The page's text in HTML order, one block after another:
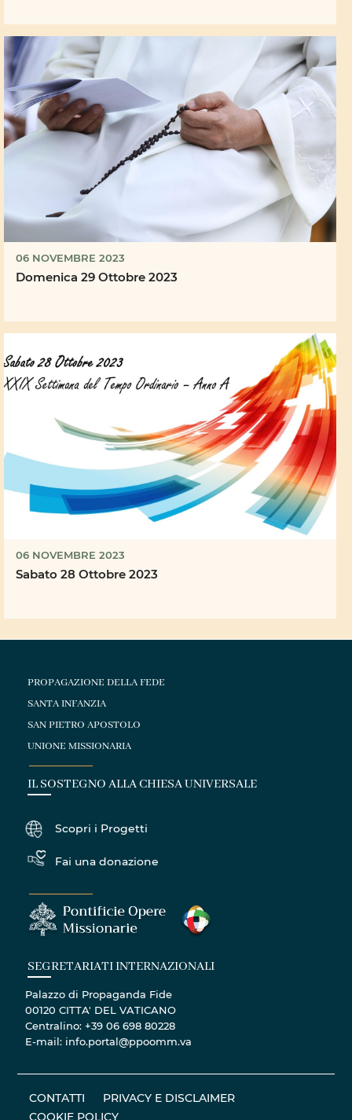
06 NOVEMBRE 2023
Domenica 29 Ottobre 2023
06 NOVEMBRE 2023
Sabato 28 Ottobre 2023
PROPAGAZIONE DELLA FEDE
SANTA INFANZIA
SAN PIETRO APOSTOLO
UNIONE MISSIONARIA
IL SOSTEGNO ALLA CHIESA UNIVERSALE
Scopri i Progetti
Fai una donazione
SEGRETARIATI INTERNAZIONALI
Palazzo di Propaganda Fide
00120 CITTA' DEL VATICANO
Centralino: +39 06 698 80228
E-mail: info.portal@ppoomm.va
CONTATTI
PRIVACY E DISCLAIMER
COOKIE POLICY